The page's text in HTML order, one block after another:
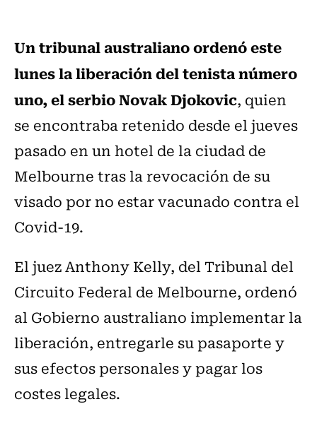
Un tribunal australiano ordenó este
lunes la liberación del tenista número
uno, el serbio Novak Djokovic, quien
se encontraba retenido desde el jueves
pasado en un hotel de la ciudad de
Melbourne tras la revocación de su
visado por no estar vacunado contra el
Covid-19.
El juez Anthony Kelly, del Tribunal del
Circuito Federal de Melbourne, ordenó
al Gobierno australiano implementar la
liberación, entregarle su pasaporte y
sus efectos personales y pagar los
costes legales.